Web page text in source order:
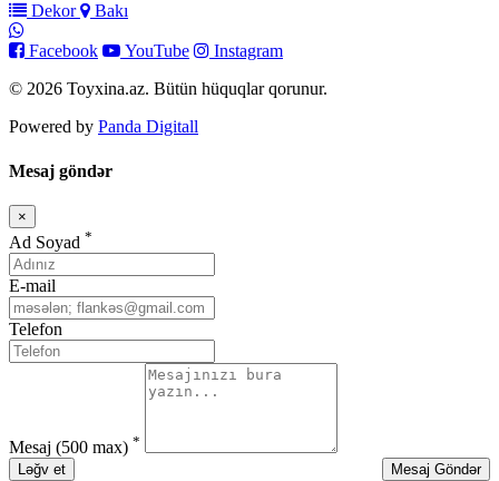
Dekor Bakı
Facebook YouTube
Instagram
© 2026 Toyxina.az. Bütün hüquqlar qorunur.
Powered by Panda Digitall
Mesaj göndər
×
Bağla
Ad Soyad *
E-mail
Telefon
Mesaj (500 max) *
Ləğv et
Mesaj Göndər